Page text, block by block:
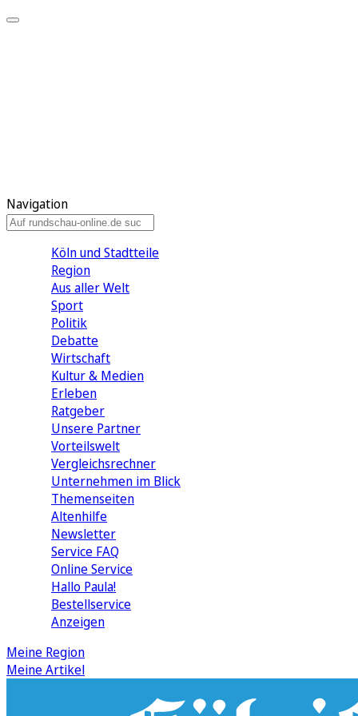
Navigation
Köln und Stadtteile
Region
Aus aller Welt
Sport
Politik
Debatte
Wirtschaft
Kultur & Medien
Erleben
Ratgeber
Unsere Partner
Vorteilswelt
Vergleichsrechner
Unternehmen im Blick
Themenseiten
Altenhilfe
Newsletter
Service FAQ
Online Service
Hallo Paula!
Bestellservice
Anzeigen
Meine Region
Meine Artikel